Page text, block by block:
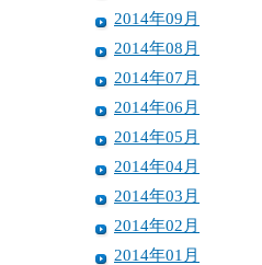
2014年09月
2014年08月
2014年07月
2014年06月
2014年05月
2014年04月
2014年03月
2014年02月
2014年01月